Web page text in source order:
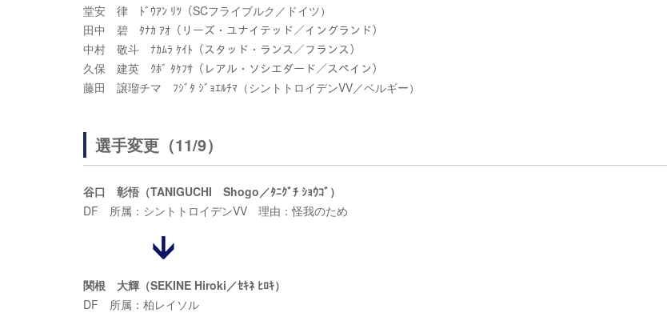
堂安 律 ﾄﾞｳｱﾝ ﾘﾂ（SCフライブルク／ドイツ）
田中 碧 ﾀﾅｶ ｱｵ（リーズ・ユナイテッド／イングランド）
中村 敬斗 ﾅｶﾑﾗ ｹｲﾄ（スタッド・ランス／フランス）
久保 建英 ｸﾎﾞ ﾀｹﾌｻ（レアル・ソシエダード／スペイン）
藤田 譲瑠チマ ﾌｼﾞﾀ ｼﾞｮｴﾙﾁﾏ（シントトロイデンVV／ベルギー）
選手変更（11/9）
谷口 彰悟（TANIGUCHI Shogo／ﾀﾆｸﾞﾁ ｼｮｳｺﾞ）
DF 所属：シントトロイデンVV 理由：怪我のため
関根 大輝（SEKINE Hiroki／ｾｷﾈ ﾋﾛｷ）
DF 所属：柏レイソル